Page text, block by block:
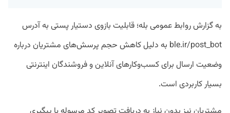
به گزارش روابط عمومی بله؛ قابلیت بازوی دستیار پستی به آدرس
ble.ir/post_bot به دلیل کاهش حجم پرسش‌های مشتریان درباره
وضعیت ارسال برای کسب‌وکارهای آنلاین و فروشندگان اینترنتی
بسیار کاربردی است.